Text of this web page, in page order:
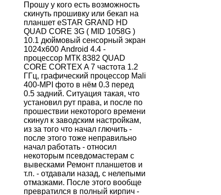
Прошу у кого есть возможность
скинуть прошивку или бекап на
планшет eSTAR GRAND HD
QUAD CORE 3G ( MID 1058G )
10.1 дюймовый сенсорный экран
1024х600 Android 4.4 -
процессор МТК 8382 QUAD
CORE CORTEX A 7 частота 1.2
ГГц, графический процессор Mali
400-MPI фото в нём 0.3 перед
0.5 задний. Ситуация такая, что
установил рут права, и после по
прошествии некоторого времени
скинул к заводским настройкам,
из за того что начал глючить -
после этого тоже неправильно
начал работать - относил
некоторым псевдомастерам с
вывесками Ремонт планшетов и
т.п. - отдавали назад, с нелепыми
отмазками. После этого вообще
превратился в полный кирпич -